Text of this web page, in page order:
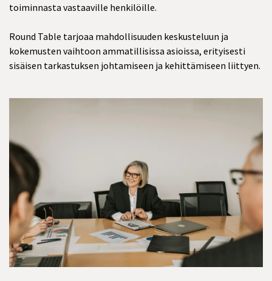
toiminnasta vastaaville henkilöille.
Round Table tarjoaa mahdollisuuden keskusteluun ja
kokemusten vaihtoon ammatillisissa asioissa, erityisesti
sisäisen tarkastuksen johtamiseen ja kehittämiseen liittyen.